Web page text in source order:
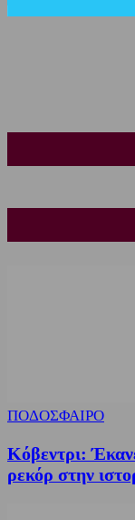
ΠΟΔΟΣΦΑΙΡΟ
Κόβεντρι:
ρεκόρ στην